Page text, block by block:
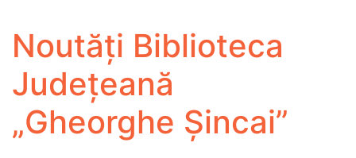
Noutăți Biblioteca
Județeană
„Gheorghe Șincai”